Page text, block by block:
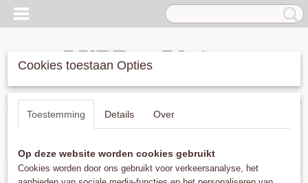
Inloggen Registreren
UW WINKELWAGEN
(0)
Home >Armbanden>Guanabana Argentina Neon
Cookies toestaan Opties
Toestemming Details Over
Op deze website worden cookies gebruikt
Cookies worden door ons gebruikt voor verkeersanalyse, het